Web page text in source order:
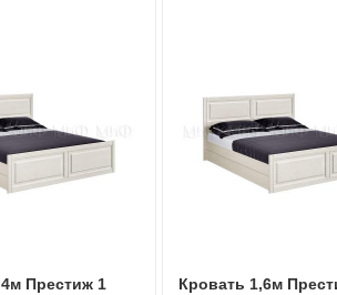
Престиж 1 Кровать 1,6м